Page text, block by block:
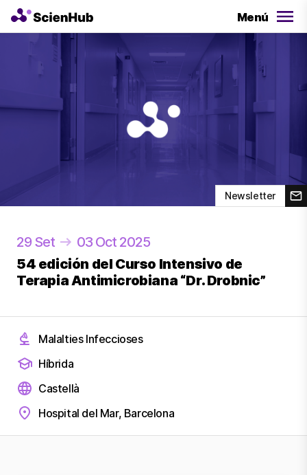
Menú
Newsletter
29 Set
03 Oct 2025
54 edición del Curso Intensivo de
Terapia Antimicrobiana “Dr. Drobnic”
Malalties Infeccioses
Híbrida
Castellà
Hospital del Mar, Barcelona